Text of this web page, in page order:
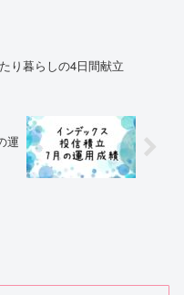
り暮らしの4日間献立
運